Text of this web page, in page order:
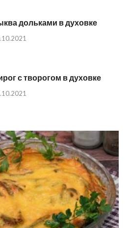
дольками в духовке
с творогом в духовке